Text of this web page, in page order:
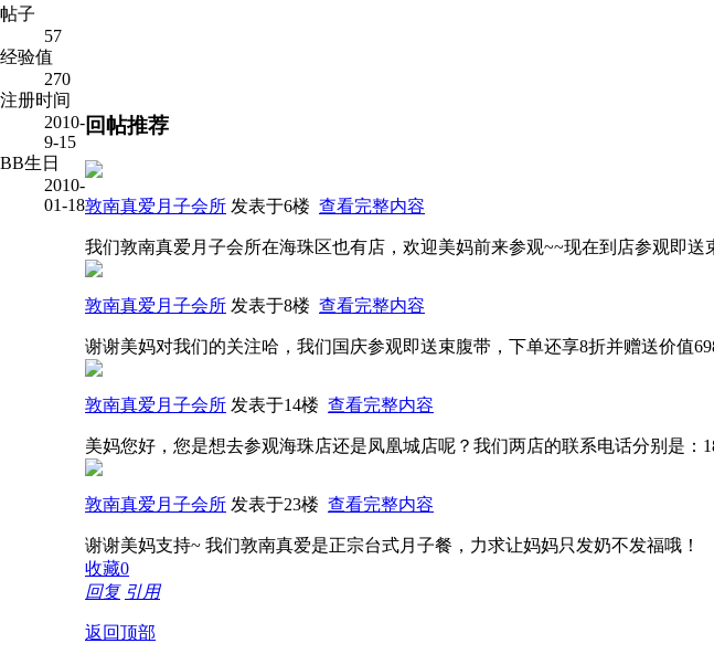
帖子
57
经验值
270
注册时间
2010-
9-15
BB生日
2010-
01-18
回帖推荐
敦南真爱月子会所 发表于6楼 查看完整内容
我们敦南真爱月子会所在海珠区也有店，欢迎美妈前来参观~~现在到店参观即送
敦南真爱月子会所 发表于8楼 查看完整内容
谢谢美妈对我们的关注哈，我们国庆参观即送束腹带，下单还享8折并赠送价值
敦南真爱月子会所 发表于14楼 查看完整内容
美妈您好，您是想去参观海珠店还是凤凰城店呢？我们两店的联系电话分别是：
敦南真爱月子会所 发表于23楼 查看完整内容
谢谢美妈支持~ 我们敦南真爱是正宗台式月子餐，力求让妈妈只发奶不发福哦！
收藏0
回复 引用
返回顶部